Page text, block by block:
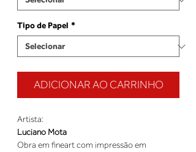
Tipo de Papel *
ADICIONAR AO CARRINHO
Artista:
Luciano Mota
Obra em fineart com impressão em